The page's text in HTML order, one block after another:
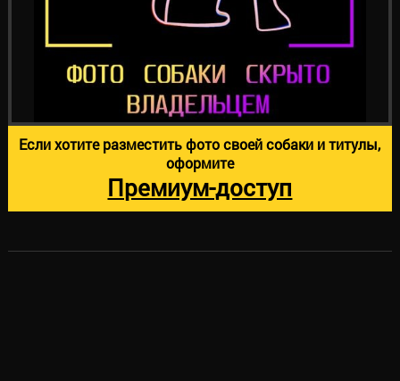
Если хотите разместить фото своей собаки и титулы,
оформите
Премиум-доступ